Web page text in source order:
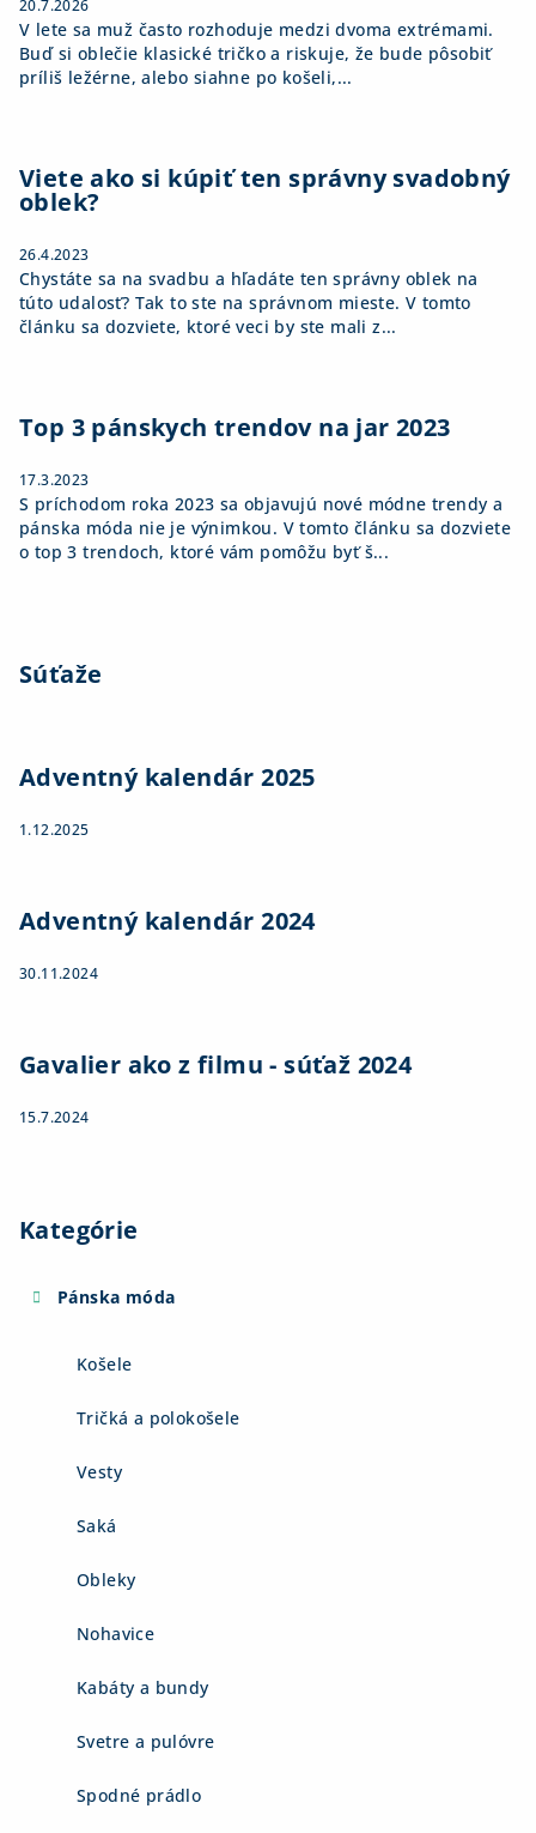
20.7.2026
V lete sa muž často rozhoduje medzi dvoma extrémami.
Buď si oblečie klasické tričko a riskuje, že bude pôsobiť
príliš ležérne, alebo siahne po košeli,...
Viete ako si kúpiť ten správny svadobný
oblek?
26.4.2023
Chystáte sa na svadbu a hľadáte ten správny oblek na
túto udalosť? Tak to ste na správnom mieste. V tomto
článku sa dozviete, ktoré veci by ste mali z...
Top 3 pánskych trendov na jar 2023
17.3.2023
S príchodom roka 2023 sa objavujú nové módne trendy a
pánska móda nie je výnimkou. V tomto článku sa dozviete
o top 3 trendoch, ktoré vám pomôžu byť š...
Súťaže
Adventný kalendár 2025
1.12.2025
Adventný kalendár 2024
30.11.2024
Gavalier ako z filmu - súťaž 2024
15.7.2024
Kategórie
Pánska móda
Košele
Tričká a polokošele
Vesty
Saká
Obleky
Nohavice
Kabáty a bundy
Svetre a pulóvre
Spodné prádlo